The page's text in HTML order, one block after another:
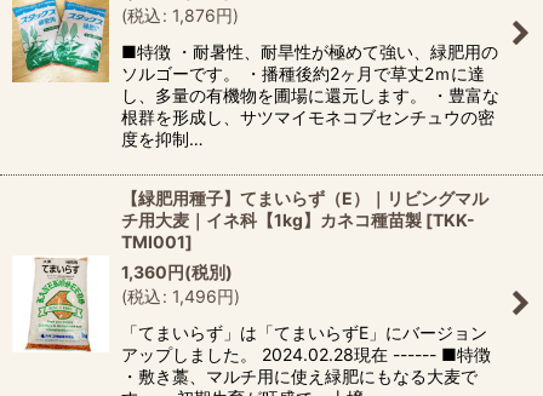
(税込: 1,876円)
■特徴 ・耐暑性、耐旱性が極めて強い、緑肥用の
ソルゴーです。 ・播種後約2ヶ月で草丈2ｍに達
し、多量の有機物を圃場に還元します。 ・豊富な
根群を形成し、サツマイモネコブセンチュウの密
度を抑制…
【緑肥用種子】てまいらず（E）｜リビングマル
チ用大麦｜イネ科【1kg】カネコ種苗製 [TKK-
TMI001]
1,360円(税別)
(税込: 1,496円)
「てまいらず」は「てまいらずE」にバージョン
アップしました。 2024.02.28現在 ------ ■特徴
・敷き藁、マルチ用に使え緑肥にもなる大麦で